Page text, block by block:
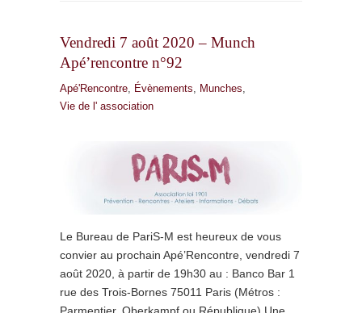
Vendredi 7 août 2020 – Munch
Apé’rencontre n°92
Apé'Rencontre, Évènements, Munches,
Vie de l' association
Le Bureau de PariS-M est heureux de vous
convier au prochain Apé’Rencontre, vendredi 7
août 2020, à partir de 19h30 au : Banco Bar 1
rue des Trois-Bornes 75011 Paris (Métros :